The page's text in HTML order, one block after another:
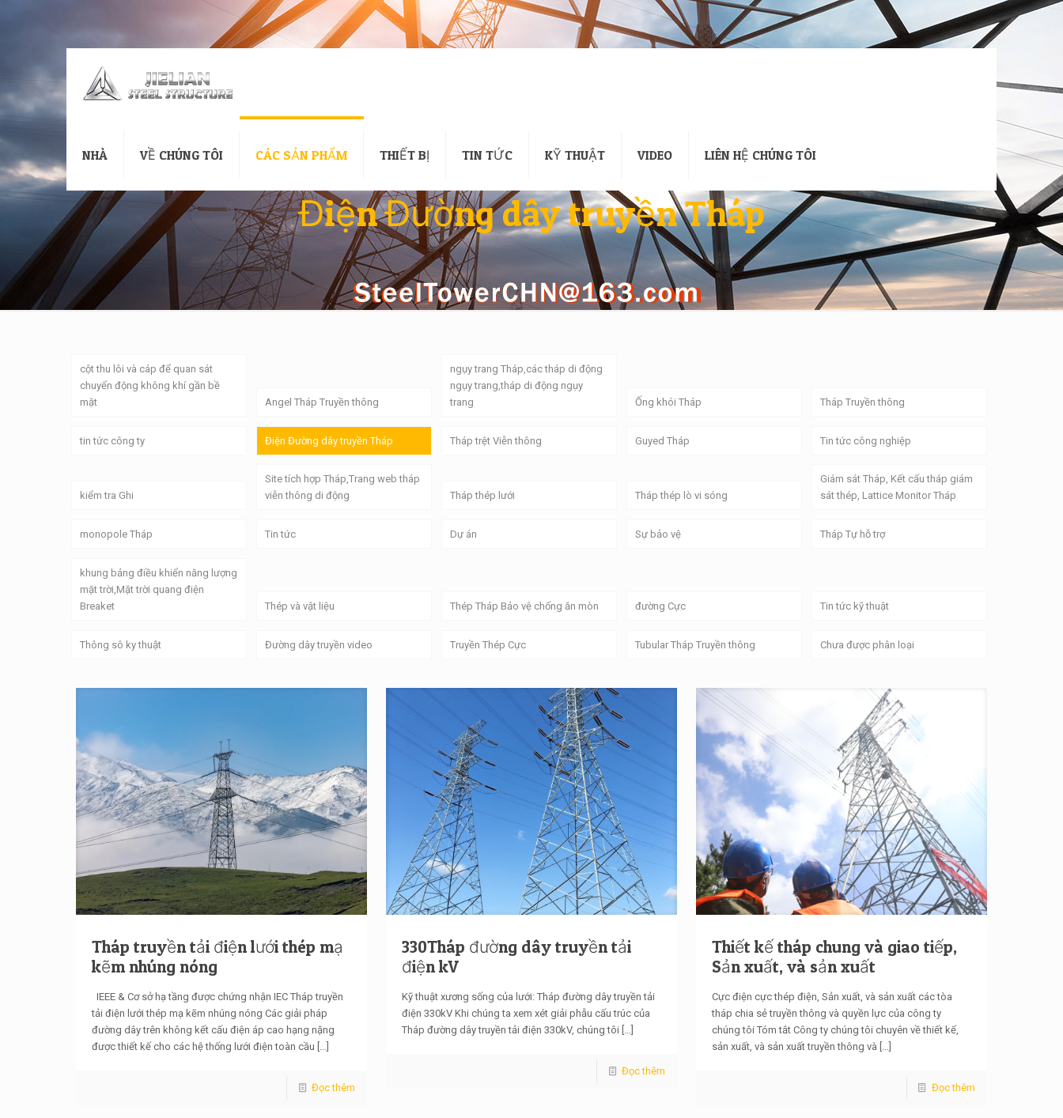
NHÀ VỀ CHÚNG TÔI CÁC SẢN PHẨM THIẾT BỊ TIN TỨC KỸ THUẬT VIDEO LIÊN HỆ CHÚNG TÔI
Điện Đường dây truyền Tháp
cột thu lôi và cáp để quan sát
chuyển động không khí gần bề
mặt
Angel Tháp Truyền thông
ngụy trang Tháp,các tháp di động
ngụy trang,tháp di động ngụy
trang
Ống khói Tháp Tháp Truyền thông
tin tức công ty Điện Đường dây truyền Tháp Tháp trệt Viễn thông Guyed Tháp Tin tức công nghiệp
kiểm tra Ghi
Site tích hợp Tháp,Trang web tháp
viễn thông di động
Tháp thép lưới Tháp thép lò vi sóng
Giám sát Tháp, Kết cấu tháp giám
sát thép, Lattice Monitor Tháp
monopole Tháp Tin tức Dự án Sự bảo vệ Tháp Tự hỗ trợ
khung bảng điều khiển năng lượng
mặt trời,Mặt trời quang điện
Breaket
Thép và vật liệu Thép Tháp Bảo vệ chống ăn mòn đường Cực Tin tức kỹ thuật
Thông sô ky thuật Đường dây truyền video Truyền Thép Cực Tubular Tháp Truyền thông Chưa được phân loại
Tháp truyền tải điện lưới thép mạ
kẽm nhúng nóng
IEEE & Cơ sở hạ tầng được chứng nhận IEC Tháp truyền
tải điện lưới thép mạ kẽm nhúng nóng Các giải pháp
đường dây trên không kết cấu điện áp cao hạng nặng
được thiết kế cho các hệ thống lưới điện toàn cầu […]
Đọc thêm
330Tháp đường dây truyền tải
điện kV
Kỹ thuật xương sống của lưới: Tháp đường dây truyền tải
điện 330kV Khi chúng ta xem xét giải phẫu cấu trúc của
Tháp đường dây truyền tải điện 330kV, chúng tôi […]
Đọc thêm
Thiết kế tháp chung và giao tiếp,
Sản xuất, và sản xuất
Cực điện cực thép điện, Sản xuất, và sản xuất các tòa
tháp chia sẻ truyền thông và quyền lực của công ty
chúng tôi Tóm tắt Công ty chúng tôi chuyên về thiết kế,
sản xuất, và sản xuất truyền thông và […]
Đọc thêm